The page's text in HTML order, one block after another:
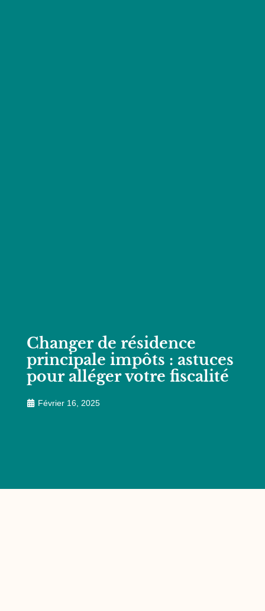
Changer de résidence
principale impôts : astuces
pour alléger votre fiscalité
Février 16, 2025